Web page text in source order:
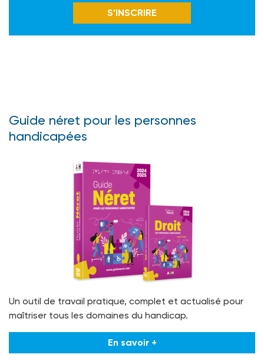
S’INSCRIRE
Guide néret pour les personnes
handicapées
Un outil de travail pratique, complet et actualisé pour
maîtriser tous les domaines du handicap.
En savoir +